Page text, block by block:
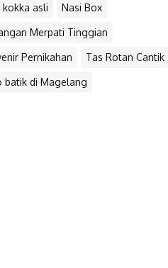
kokka asli Nasi Box
Merpati Tinggian
Pernikahan Tas Rotan Cantik
batik di Magelang